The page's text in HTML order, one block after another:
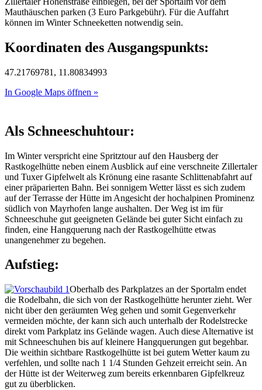
Mauthäuschen parken (3 Euro Parkgebühr). Für die Auffahrt
können im Winter Schneeketten notwendig sein.
Koordinaten des Ausgangspunkts:
47.21769781, 11.80834993
In Google Maps öffnen »
Als Schneeschuhtour:
Im Winter verspricht eine Spritztour auf den Hausberg der
Rastkogelhütte neben einem Ausblick auf eine verschneite Zillertaler
und Tuxer Gipfelwelt als Krönung eine rasante Schlittenabfahrt auf
einer präparierten Bahn. Bei sonnigem Wetter lässt es sich zudem
auf der Terrasse der Hütte im Angesicht der hochalpinen Prominenz
südlich von Mayrhofen lange aushalten. Der Weg ist im für
Schneeschuhe gut geeigneten Gelände bei guter Sicht einfach zu
finden, eine Hangquerung nach der Rastkogelhütte etwas
unangenehmer zu begehen.
Aufstieg:
Oberhalb des Parkplatzes an der Sportalm endet
die Rodelbahn, die sich von der Rastkogelhütte herunter zieht. Wer
nicht über den geräumten Weg gehen und somit Gegenverkehr
vermeiden möchte, der kann sich auch unterhalb der Rodelstrecke
direkt vom Parkplatz ins Gelände wagen. Auch diese Alternative ist
mit Schneeschuhen bis auf kleinere Hangquerungen gut begehbar.
Die weithin sichtbare Rastkogelhütte ist bei gutem Wetter kaum zu
verfehlen, und sollte nach 1 1/4 Stunden Gehzeit erreicht sein. An
der Hütte ist der Weiterweg zum bereits erkennbaren Gipfelkreuz
gut zu überblicken.